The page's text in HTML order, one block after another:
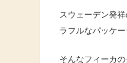
スウェーデン発
ラフルなパッケー
そんなフィーカの